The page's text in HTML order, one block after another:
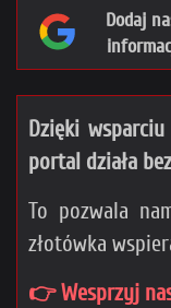
Dodaj
Dzięki wsparciu
portal działa
To pozwala
złotówka
👉 Wesprzyj